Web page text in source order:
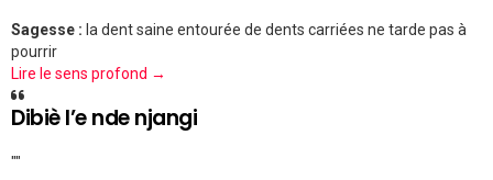
Sagesse : la dent saine entourée de dents carriées ne tarde pas à
pourrir
Lire le sens profond →
Dibiè l’e nde njangi
""